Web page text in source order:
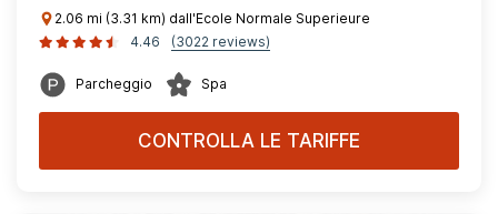
2.06 mi (3.31 km) dall'Ecole Normale Superieure
4.46
(3022 reviews)
Parcheggio Spa
CONTROLLA LE TARIFFE